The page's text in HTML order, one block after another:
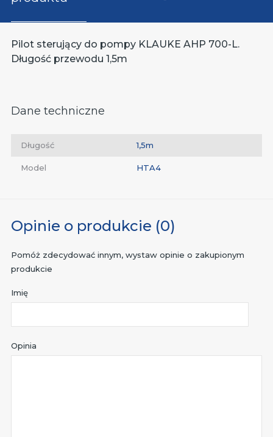
Pilot sterujący do pompy KLAUKE AHP 700-L.
Długość przewodu 1,5m
Dane techniczne
Długość 1,5m
Model HTA4
Opinie o produkcie (0)
Pomóż zdecydować innym, wystaw opinie o zakupionym
produkcie
Imię
Opinia